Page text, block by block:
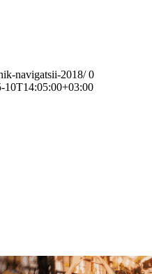
navigatsii-2018/ 0
10T14:05:00+03:00